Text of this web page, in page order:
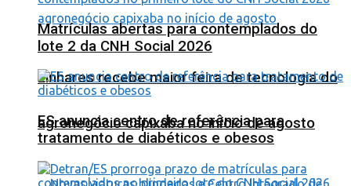
Linhares recebe maior feira de tecnologia do
agronegócio capixaba no início de agosto
Matrículas abertas para contemplados do
lote 2 da CNH Social 2026
ES anuncia centro de referência para
tratamento de diabéticos e obesos